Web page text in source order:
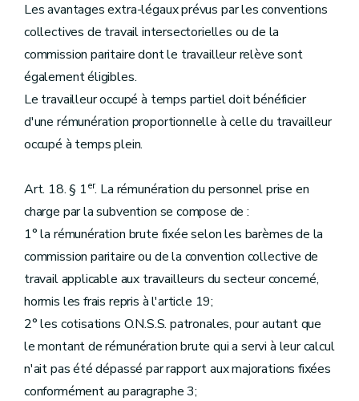
Les avantages extra-légaux prévus par les conventions
collectives de travail intersectorielles ou de la
commission paritaire dont le travailleur relève sont
également éligibles.
Le travailleur occupé à temps partiel doit bénéficier
d'une rémunération proportionnelle à celle du travailleur
occupé à temps plein.
Art. 18. § 1er. La rémunération du personnel prise en
charge par la subvention se compose de :
1° la rémunération brute fixée selon les barèmes de la
commission paritaire ou de la convention collective de
travail applicable aux travailleurs du secteur concerné,
hormis les frais repris à l'article 19;
2° les cotisations O.N.S.S. patronales, pour autant que
le montant de rémunération brute qui a servi à leur calcul
n'ait pas été dépassé par rapport aux majorations fixées
conformément au paragraphe 3;